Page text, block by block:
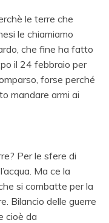
le terre che
le chiamiamo
che fine ha fatto
il 24 febbraio per
forse perché
mandare armi ai
Per le sfere di
Ma ce la
si combatte per la
Bilancio delle guerre
cioè da